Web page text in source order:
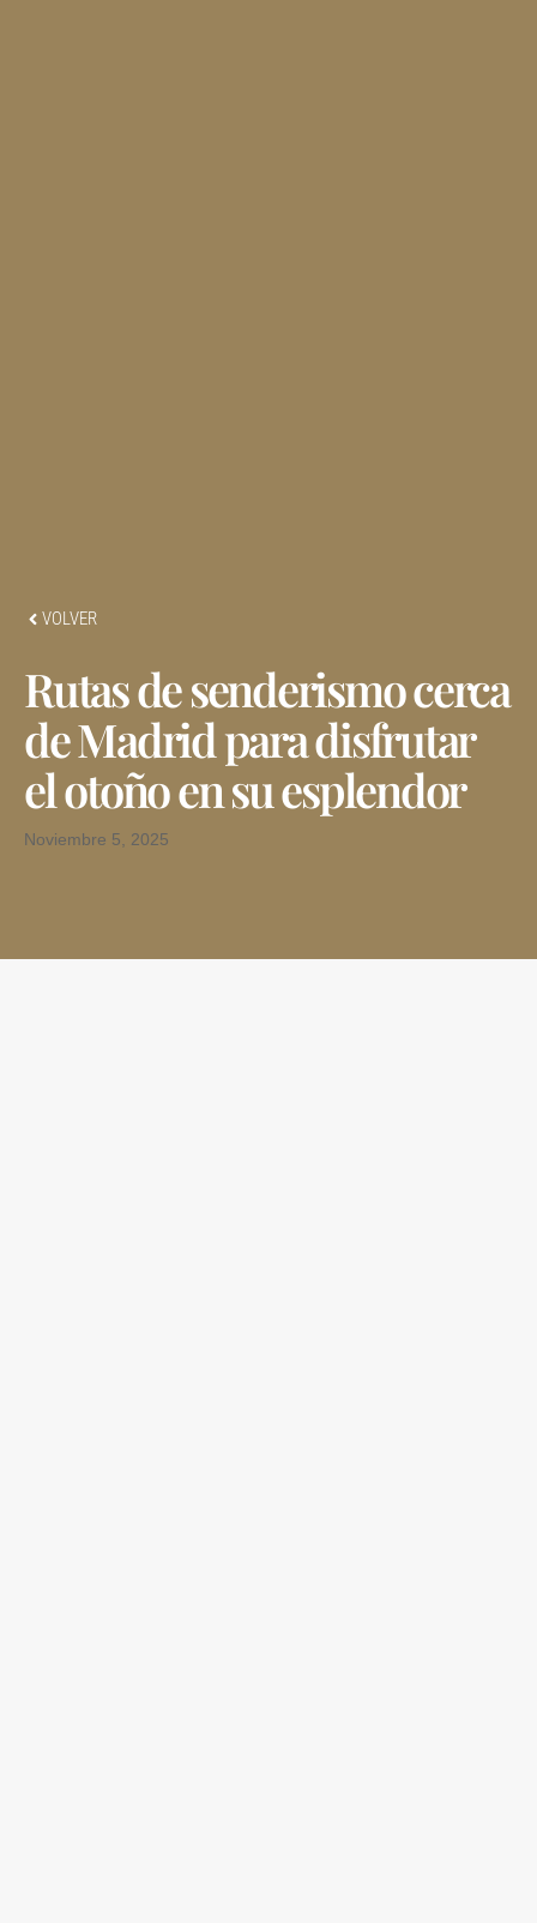
VOLVER
Rutas de senderismo cerca
de Madrid para disfrutar
el otoño en su esplendor
Noviembre 5, 2025